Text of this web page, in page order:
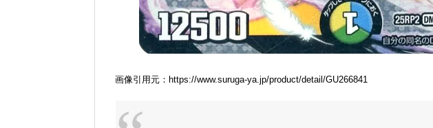
画像引用元：https://www.suruga-ya.jp/product/detail/GU266841